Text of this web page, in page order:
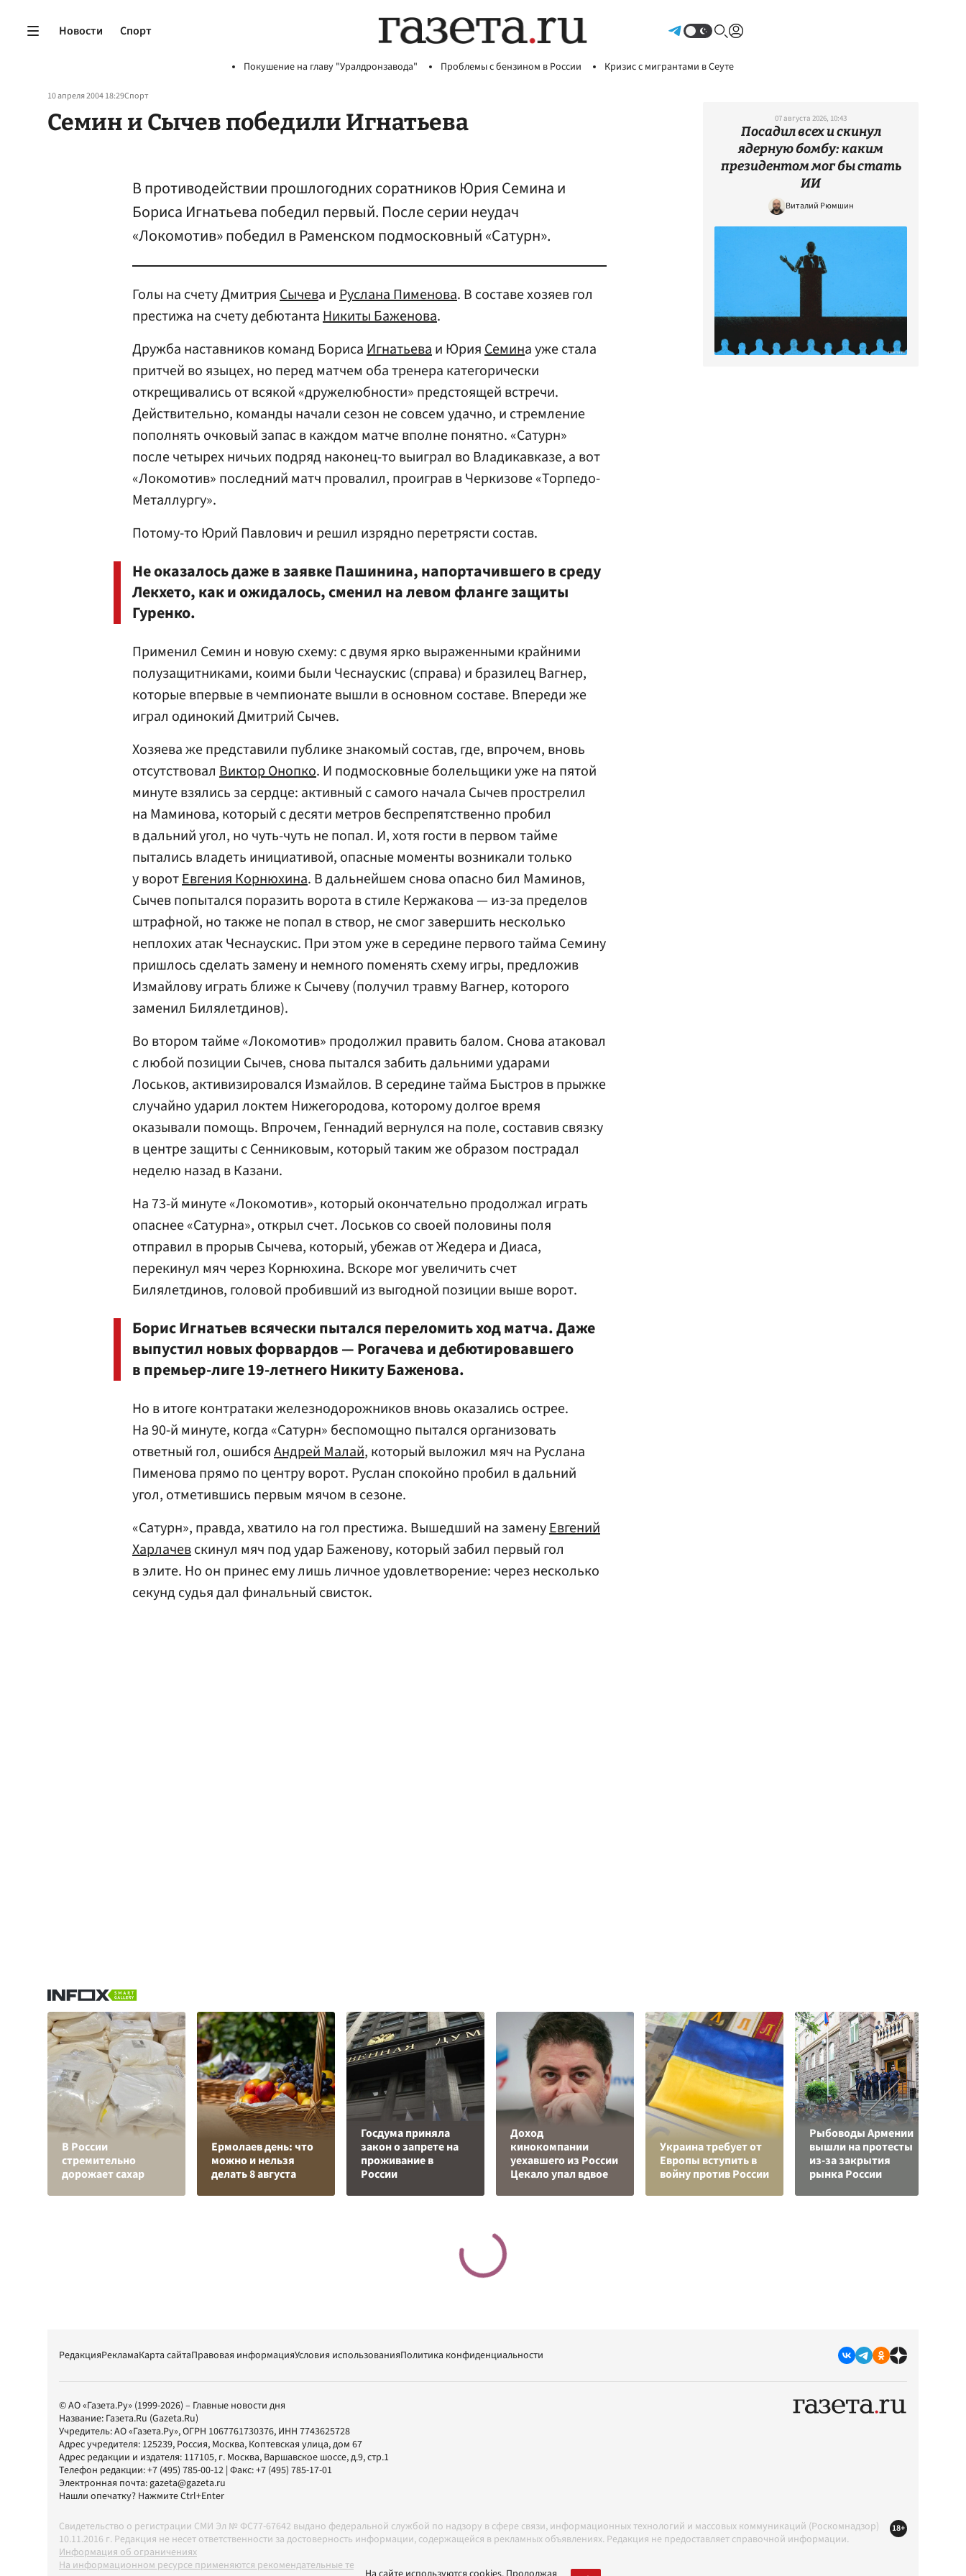
Новости Спорт
Покушение на главу "Уралдронзавода" Проблемы с бензином в России Кризис с мигрантами в Сеуте
10 апреля 2004 18:29Спорт
Семин и Сычев победили Игнатьева
В противодействии прошлогодних соратников Юрия Семина и
Бориса Игнатьева победил первый. После серии неудач
«Локомотив» победил в Раменском подмосковный «Сатурн».
Голы на счету ДмитрияСычева иРуслана Пименова. В составе хозяев гол
престижа на счету дебютантаНикиты Баженова.
Дружба наставников команд БорисаИгнатьеваи ЮрияСемина уже стала
притчей во языцех, но перед матчем оба тренера категорически
открещивались от всякой «дружелюбности» предстоящей встречи.
Действительно, команды начали сезон не совсем удачно, и стремление
пополнять очковый запас в каждом матче вполне понятно. «Сатурн»
после четырех ничьих подряд наконец-то выиграл во Владикавказе, а вот
«Локомотив» последний матч провалил, проиграв в Черкизове «Торпедо-
Металлургу».
Потому-то Юрий Павлович и решил изрядно перетрясти состав.
Не оказалось даже в заявке Пашинина, напортачившего в среду
Лекхето, как и ожидалось, сменил на левом фланге защиты
Гуренко.
Применил Семин и новую схему: с двумя ярко выраженными крайними
полузащитниками, коими были Чеснаускис (справа) и бразилец Вагнер,
которые впервые в чемпионате вышли в основном составе. Впереди же
играл одинокий Дмитрий Сычев.
Хозяева же представили публике знакомый состав, где, впрочем, вновь
отсутствовал Виктор Онопко. И подмосковные болельщики уже на пятой
минуте взялись за сердце: активный с самого начала Сычев прострелил
на Маминова, который с десяти метров беспрепятственно пробил
в дальний угол, но чуть-чуть не попал. И, хотя гости в первом тайме
пытались владеть инициативой, опасные моменты возникали только
у воротЕвгения Корнюхина. В дальнейшем снова опасно бил Маминов,
Сычев попытался поразить ворота в стиле Кержакова — из-за пределов
штрафной, но также не попал в створ, не смог завершить несколько
неплохих атак Чеснаускис. При этом уже в середине первого тайма Семину
пришлось сделать замену и немного поменять схему игры, предложив
Измайлову играть ближе к Сычеву (получил травму Вагнер, которого
заменил Билялетдинов).
Во втором тайме «Локомотив» продолжил править балом. Снова атаковал
с любой позиции Сычев, снова пытался забить дальними ударами
Лоськов, активизировался Измайлов. В середине тайма Быстров в прыжке
случайно ударил локтем Нижегородова, которому долгое время
оказывали помощь. Впрочем, Геннадий вернулся на поле, составив связку
в центре защиты с Сенниковым, который таким же образом пострадал
неделю назад в Казани.
На 73-й минуте «Локомотив», который окончательно продолжал играть
опаснее «Сатурна», открыл счет. Лоськов со своей половины поля
отправил в прорыв Сычева, который, убежав от Жедера и Диаса,
перекинул мяч через Корнюхина. Вскоре мог увеличить счет
Билялетдинов, головой пробивший из выгодной позиции выше ворот.
Борис Игнатьев всячески пытался переломить ход матча. Даже
выпустил новых форвардов — Рогачева и дебютировавшего
в премьер-лиге 19-летнего Никиту Баженова.
Но в итоге контратаки железнодорожников вновь оказались острее.
На 90-й минуте, когда «Сатурн» беспомощно пытался организовать
ответный гол, ошибсяАндрей Малай, который выложил мяч на Руслана
Пименова прямо по центру ворот. Руслан спокойно пробил в дальний
угол, отметившись первым мячом в сезоне.
«Сатурн», правда, хватило на гол престижа. Вышедший на заменуЕвгений
Харлачевскинул мяч под удар Баженову, который забил первый гол
в элите. Но он принес ему лишь личное удовлетворение: через несколько
секунд судья дал финальный свисток.
07 августа 2026, 10:43
Посадил всех и скинул
ядерную бомбу: каким
президентом мог бы стать
ИИ
Виталий Рюмшин
В России
стремительно
дорожает сахар
Ермолаев день: что
можно и нельзя
делать 8 августа
Госдума приняла
закон о запрете на
проживание в
России
Доход
кинокомпании
уехавшего из России
Цекало упал вдвое
Украина требует от
Европы вступить в
войну против России
Рыбоводы Армении
вышли на протесты
из-за закрытия
рынка России
РедакцияРекламаКарта сайтаПравовая информацияУсловия использованияПолитика конфиденциальности
© АО «Газета.Ру» (1999-2026) – Главные новости дня
Название: Газета.Ru (Gazeta.Ru)
Учредитель:АО «Газета.Ру», ОГРН 1067761730376, ИНН 7743625728
Адрес учредителя: 125239, Россия, Москва, Коптевская улица, дом 67
Адрес редакции и издателя: 117105, г. Москва, Варшавское шоссе, д.9, стр.1
Телефон редакции:+7 (495) 785-00-12 | Факс:+7 (495) 785-17-01
Электронная почта:gazeta@gazeta.ru
Нашли опечатку? Нажмите Ctrl+Enter
Свидетельство о регистрации СМИ Эл № ФС77-67642 выдано федеральной службой по надзору в сфере связи, информационных технологий и массовых коммуникаций (Роскомнадзор)
10.11.2016 г. Редакция не несет ответственности за достоверность информации, содержащейся в рекламных объявлениях. Редакция не предоставляет справочной информации.
Информация об ограничениях
На информационном ресурсе применяются рекомендательные технологии в соответствии с Правилами
18+